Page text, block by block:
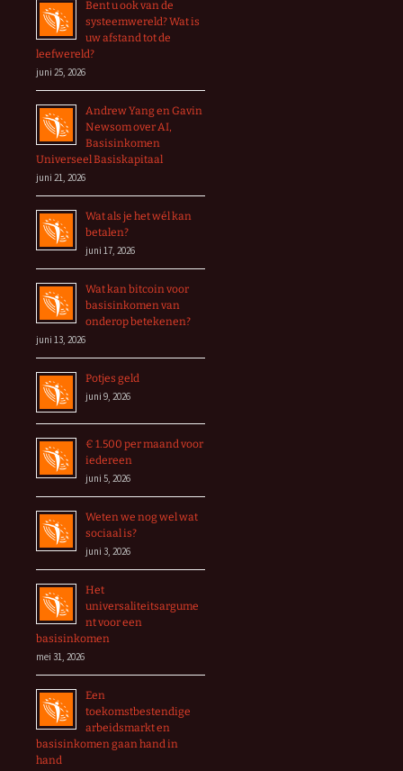
Bent u ook van de
systeemwereld? Wat is
uw afstand tot de
leefwereld?
juni 25, 2026
Andrew Yang en Gavin
Newsom over AI,
Basisinkomen
Universeel Basiskapitaal
juni 21, 2026
Wat als je het wél kan
betalen?
juni 17, 2026
Wat kan bitcoin voor
basisinkomen van
onderop betekenen?
juni 13, 2026
Potjes geld
juni 9, 2026
€ 1.500 per maand voor
iedereen
juni 5, 2026
Weten we nog wel wat
sociaal is?
juni 3, 2026
Het
universaliteitsargume
nt voor een
basisinkomen
mei 31, 2026
Een
toekomstbestendige
arbeidsmarkt en
basisinkomen gaan hand in
hand